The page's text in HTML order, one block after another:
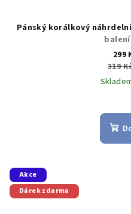
Pánský korálkový
299
319
Akce
Dárek zdarma